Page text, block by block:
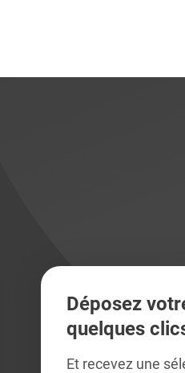
Déposez
quelques
Et recevez une